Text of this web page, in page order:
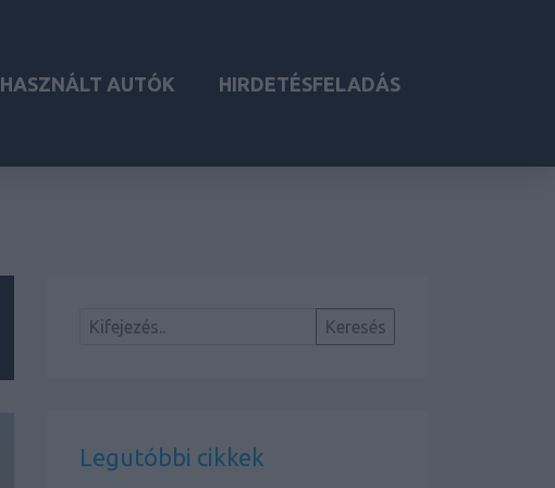
HASZNÁLT AUTÓK HIRDETÉSFELADÁS
Legutóbbi cikkek